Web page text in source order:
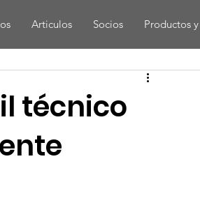
Articulos Socios Productos
técnico